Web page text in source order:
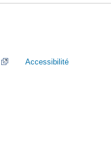
Accessibilité